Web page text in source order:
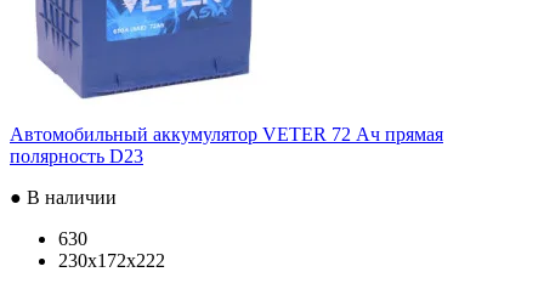
Автомобильный аккумулятор VETER 72 Ач прямая
полярность D23
● В наличии
630
230x172x222